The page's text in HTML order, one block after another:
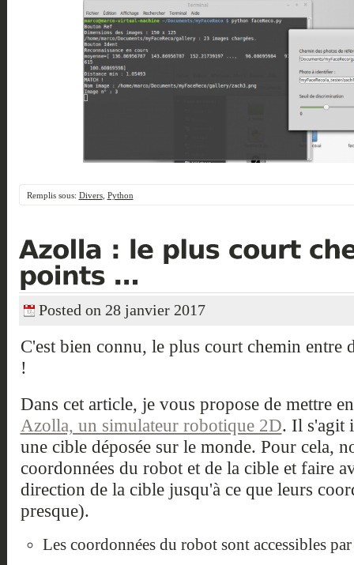
Remplis sous: Divers, Python
Posted on 28 janvier 2017
C'est bien connu, le plus court chemin entre
!
Dans cet article, je vous propose de mettre
Azolla, un simulateur robotique 2D. Il s'agit
une cible déposée sur le monde. Pour cela,
coordonnées du robot et de la cible et faire
direction de la cible jusqu'à ce que leurs
presque).
Les coordonnées du robot sont accessibles